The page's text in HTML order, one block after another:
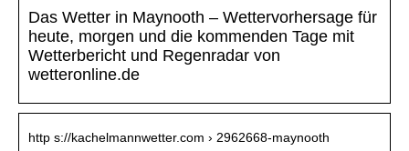
Das Wetter in Maynooth – Wettervorhersage für
heute, morgen und die kommenden Tage mit
Wetterbericht und Regenradar von
wetteronline.de
http s://kachelmannwetter.com › 2962668-maynooth